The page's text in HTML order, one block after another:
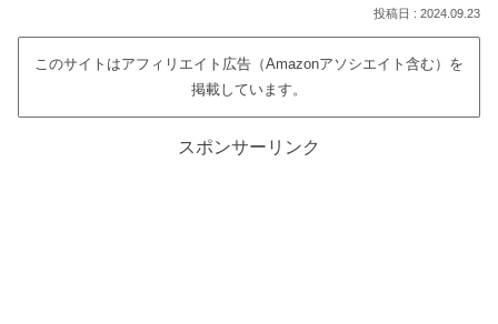
2024.09.23
このサイトはアフィリエイト広告（Amazonアソシエイト含む）を
掲載しています。
スポンサーリンク